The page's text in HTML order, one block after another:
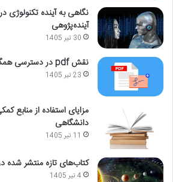
نگاهی به آینده
آینده‌پژوهی
30 تیر 1405
نقش pdf در دسترسی همگانی به اطلاعات
23 تیر 1405
مزایای استفاده از منابع
دانشگاهی
11 تیر 1405
کتاب‌های تازه منتشر شده
4 تیر 1405